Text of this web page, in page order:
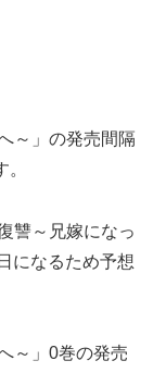
～」の発売間隔
讐～兄嫁になっ
になるため予想
～」0巻の発売